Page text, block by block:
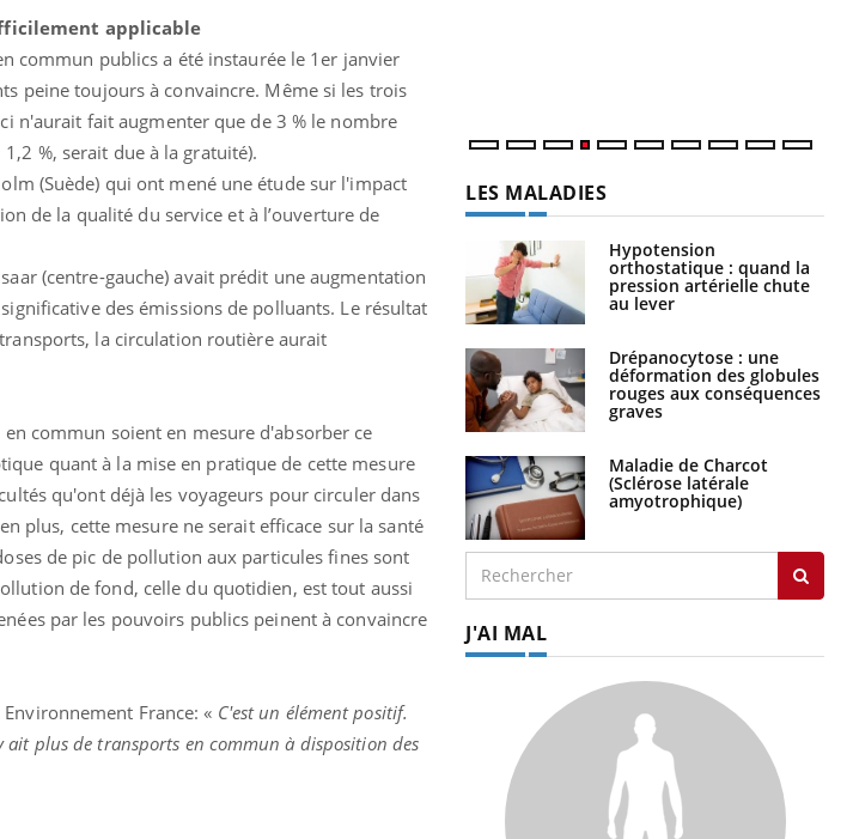
applicable
commun publics a été instaurée le 1er janvier
peine toujours à convaincre. Même si les trois
n'aurait fait augmenter que de 3 % le nombre
%, serait due à la gratuité).
(Suède) qui ont mené une étude sur l'impact
de la qualité du service et à l’ouverture de
(centre-gauche) avait prédit une augmentation
des émissions de polluants. Le résultat
la circulation routière aurait
commun soient en mesure d'absorber ce
quant à la mise en pratique de cette mesure
qu'ont déjà les voyageurs pour circuler dans
plus, cette mesure ne serait efficace sur la santé
de pic de pollution aux particules fines sont
de fond, celle du quotidien, est tout aussi
par les pouvoirs publics peinent à convaincre
France: « C'est un élément positif.
plus de transports en commun à disposition des
LES MALADIES
Hypotension
orthostatique : quand la
pression artérielle chute
au lever
Drépanocytose : une
déformation des globules
rouges aux conséquences
graves
Maladie de Charcot
(Sclérose latérale
amyotrophique)
J'AI MAL